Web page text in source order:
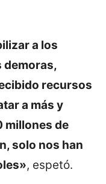
a los
demoras,
recursos
a más y
millones de
solo nos han
, espetó.